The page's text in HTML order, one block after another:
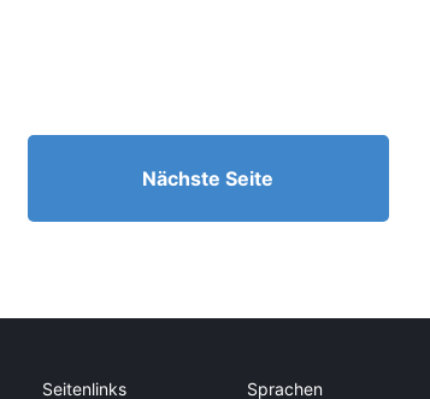
Nächste Seite
Seitenlinks Sprachen